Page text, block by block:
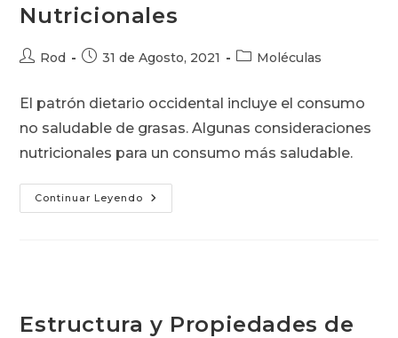
Nutricionales
Autor
entrada:
Rod
Publicación
entrada:
31 de Agosto, 2021
Categoría
entrada:
Moléculas
El patrón dietario occidental incluye el consumo
no saludable de grasas. Algunas consideraciones
nutricionales para un consumo más saludable.
Continuar Leyendo Grasas:
Consideraciones
Estructura y Propiedades de